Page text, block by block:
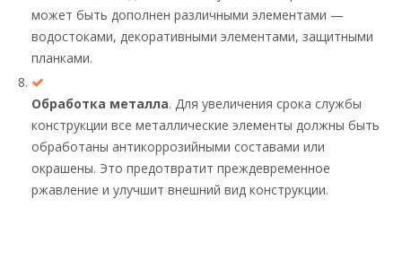
может быть дополнен различными элементами —
водостоками, декоративными элементами, защитными
планками.
Обработка металла. Для увеличения срока службы
конструкции все металлические элементы должны быть
обработаны антикоррозийными составами или
окрашены. Это предотвратит преждевременное
ржавление и улучшит внешний вид конструкции.